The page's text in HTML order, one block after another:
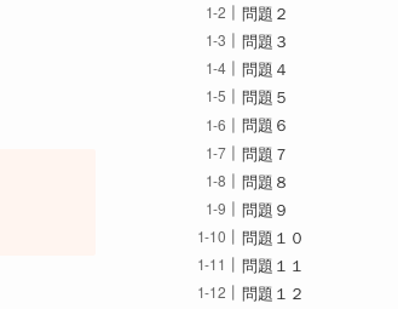
問題２
問題３
問題４
問題５
問題６
問題７
問題８
問題９
問題１０
問題１１
問題１２